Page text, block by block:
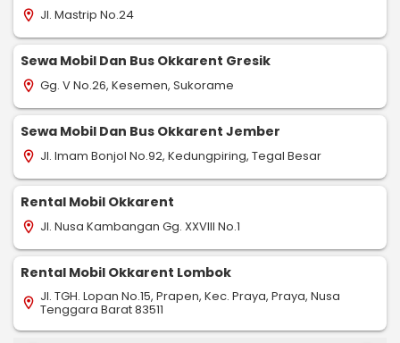
location_on Jl. Mastrip No.24
Sewa Mobil Dan Bus Okkarent Gresik
location_on Gg. V No.26, Kesemen, Sukorame
Sewa Mobil Dan Bus Okkarent Jember
location_on Jl. Imam Bonjol No.92, Kedungpiring, Tegal Besar
Rental Mobil Okkarent
location_on Jl. Nusa Kambangan Gg. XXVIII No.1
Rental Mobil Okkarent Lombok
location_on Jl. TGH. Lopan No.15, Prapen, Kec. Praya, Praya, Nusa
Tenggara Barat 83511